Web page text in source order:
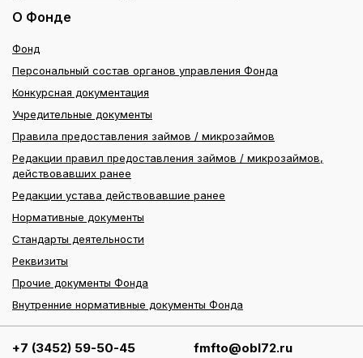
О Фонде
Фонд
Персональный состав органов управления Фонда
Конкурсная документация
Учредительные документы
Правила предоставления займов / микрозаймов
Редакции правил предоставления займов / микрозаймов,
действовавших ранее
Редакции устава действовавшие ранее
Нормативные документы
Стандарты деятельности
Реквизиты
Прочие документы Фонда
Внутренние нормативные документы Фонда
+7 (3452) 59-50-45 fmfto@obl72.ru